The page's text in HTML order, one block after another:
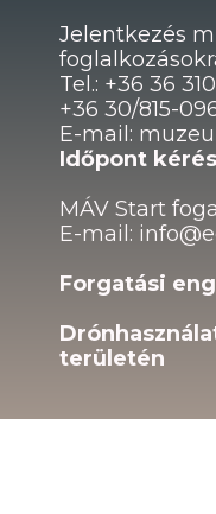
Jelentkezés
Tel.: +36 36
+36 30/815-
E-mail:
Időpont kérés
MÁV Start
E-mail:
Forgatási
területén